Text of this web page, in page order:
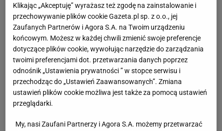
Klikając „Akceptuję” wyrażasz też zgodę na zainstalowanie i
przechowywanie plików cookie Gazeta.pl sp. z o.o., jej
Zaufanych Partnerów i Agora S.A. na Twoim urządzeniu
końcowym. Możesz w każdej chwili zmienić swoje preferencje
dotyczące plików cookie, wywołując narzędzie do zarządzania
twoimi preferencjami dot. przetwarzania danych poprzez
odnośnik „Ustawienia prywatności ” w stopce serwisu i
przechodząc do „Ustawień Zaawansowanych”. Zmiana
ustawień plików cookie możliwa jest także za pomocą ustawień
przeglądarki.
My, nasi Zaufani Partnerzy i Agora S.A. możemy przetwarzać